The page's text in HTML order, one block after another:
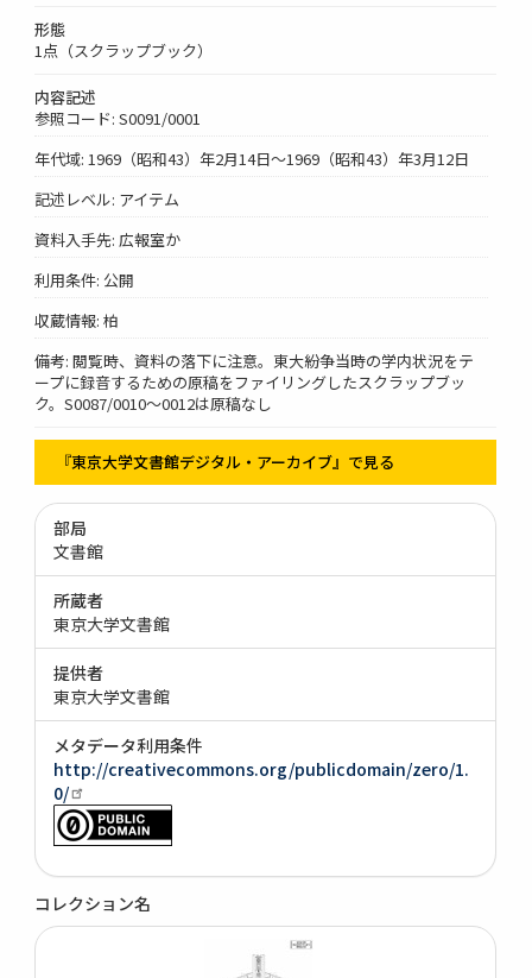
形態
1点（スクラップブック）
内容記述
参照コード: S0091/0001
年代域: 1969（昭和43）年2月14日～1969（昭和43）年3月12日
記述レベル: アイテム
資料入手先: 広報室か
利用条件: 公開
収蔵情報: 柏
備考: 閲覧時、資料の落下に注意。東大紛争当時の学内状況をテ
ープに録音するための原稿をファイリングしたスクラップブッ
ク。S0087/0010～0012は原稿なし
『東京大学文書館デジタル・アーカイブ』で見る
部局
文書館
所蔵者
東京大学文書館
提供者
東京大学文書館
メタデータ利用条件
http://creativecommons.org/publicdomain/zero/1.
0/
コレクション名